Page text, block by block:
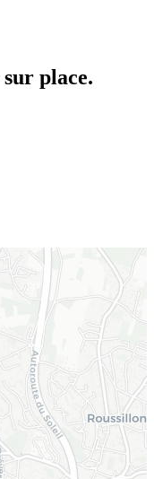
sur place.